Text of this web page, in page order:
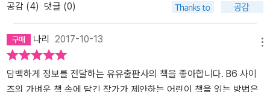
공감 (4) 댓글 (0)
나리 2017-10-13
담백하게 정보를 전달하는 유유출판사의 책을 좋아합니다. B6 사이
즈의 가벼운 책 속에 담긴 작가가 제안하는 어린이 책을 읽는 방법은